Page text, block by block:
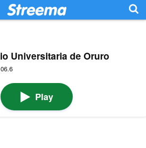
Universitaria de Oruro
Play